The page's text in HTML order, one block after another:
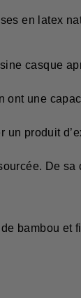
en latex
casque
ont une
produit
De
bambou et